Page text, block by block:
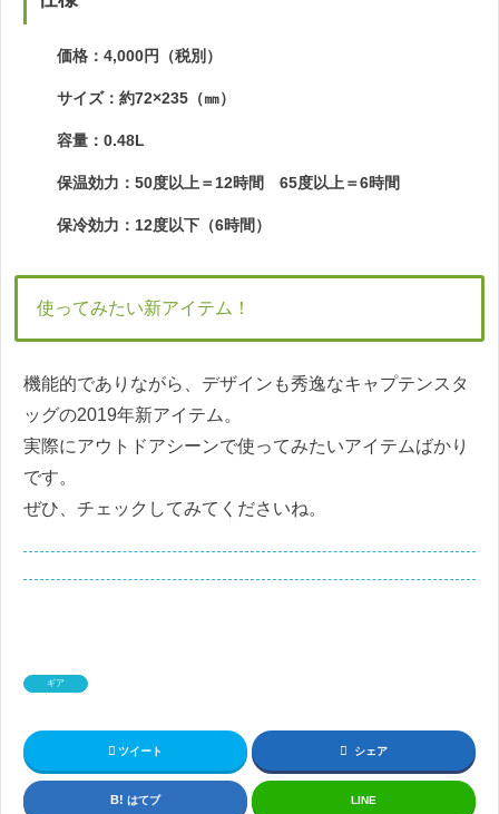
価格：4,000円（税別）
サイズ：約72×235（㎜）
容量：0.48L
保温効力：50度以上＝12時間 65度以上＝6時間
保冷効力：12度以下（6時間）
使ってみたい新アイテム！
機能的でありながら、デザインも秀逸なキャプテンスタ
ッグの2019年新アイテム。
実際にアウトドアシーンで使ってみたいアイテムばかり
です。
ぜひ、チェックしてみてくださいね。
ギア
ツイート シェア
はてブ LINE